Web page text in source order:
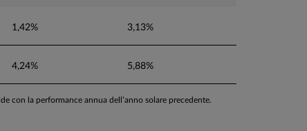
1,42% 3,13%
4,24% 5,88%
con la performance annua dell’anno solare precedente.